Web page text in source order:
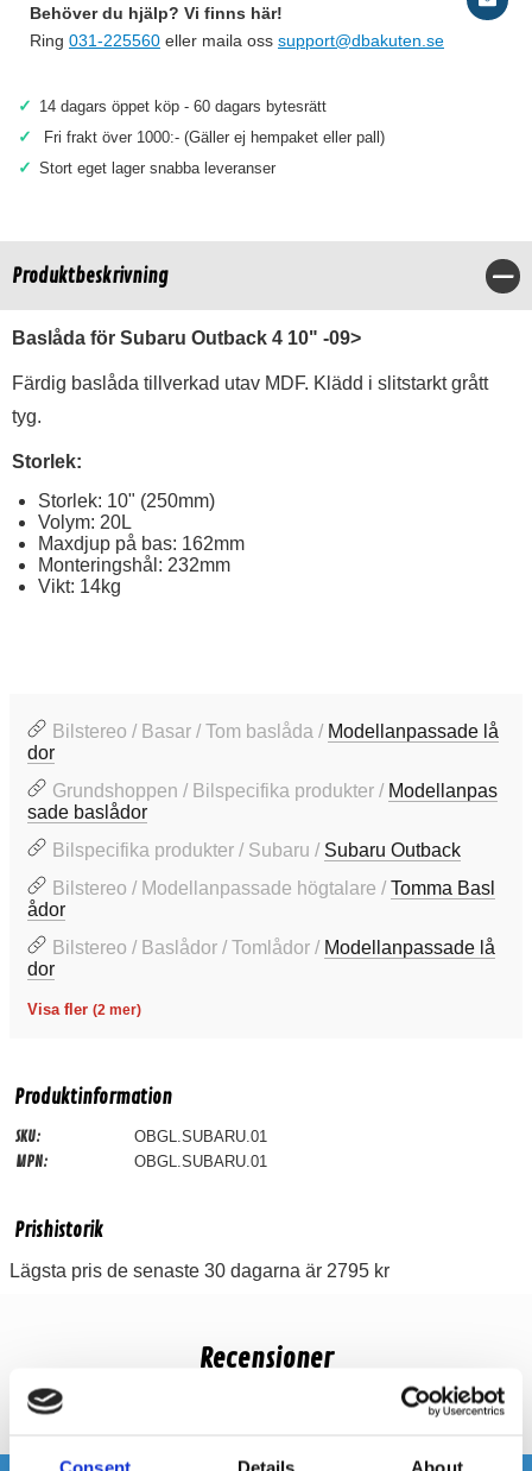
Consent Details About
Behöver du hjälp? Vi finns här!
Ring 031-225560 eller maila oss support@dbakuten.se
✓ 14 dagars öppet köp - 60 dagars bytesrätt
✓ Fri frakt över 1000:- (Gäller ej hempaket eller pall)
✓ Stort eget lager snabba leveranser
Produktbeskrivning
Baslåda för Subaru Outback 4 10" -09>
Färdig baslåda tillverkad utav MDF. Klädd i slitstarkt grått
tyg.
Storlek:
Storlek: 10" (250mm)
Volym: 20L
Maxdjup på bas: 162mm
Monteringshål: 232mm
Vikt: 14kg
Bilstereo / Basar / Tom baslåda / Modellanpassade lå
dor
Grundshoppen / Bilspecifika produkter / Modellanpas
sade baslådor
Bilspecifika produkter / Subaru / Subaru Outback
Bilstereo / Modellanpassade högtalare /Tomma Basl
ådor
Bilstereo / Baslådor / Tomlådor / Modellanpassade lå
dor
Visa fler (2 mer)
Produktinformation
SKU: OBGL.SUBARU.01
MPN: OBGL.SUBARU.01
Prishistorik
Lägsta pris de senaste 30 dagarna är 2795 kr
Recensioner